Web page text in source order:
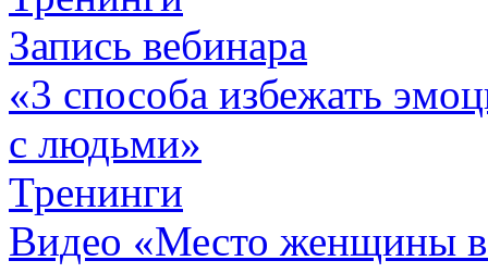
Запись вебинара
«3 способа избежать
с людьми»
Тренинги
Видео «Место женщины